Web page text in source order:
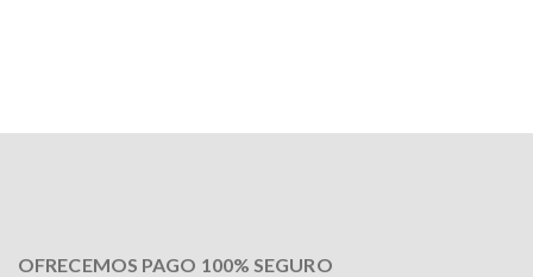
OFRECEMOS PAGO 100% SEGURO